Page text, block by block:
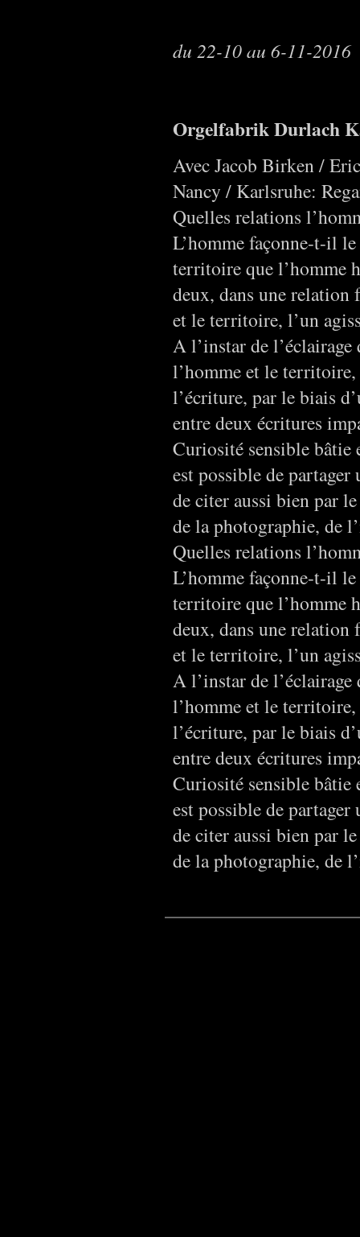
du 22-10 au 6-11-2016
Orgelfabrik Durlach
Avec Jacob Birken /
Nancy / Karlsruhe:
Quelles relations
L’homme façonne-t-il
territoire que l’homme
deux, dans une relation
et le territoire, l’un
A l’instar de
l’homme et le territoire,
l’écriture, par le biais
entre deux écritures
Curiosité sensible bâtie
est possible de partager
de citer aussi bien par
de la photographie, de
Quelles relations
L’homme façonne-t-il
territoire que l’homme
deux, dans une relation
et le territoire, l’un
A l’instar de
l’homme et le territoire,
l’écriture, par le biais
entre deux écritures
Curiosité sensible bâtie
est possible de partager
de citer aussi bien par
de la photographie, de